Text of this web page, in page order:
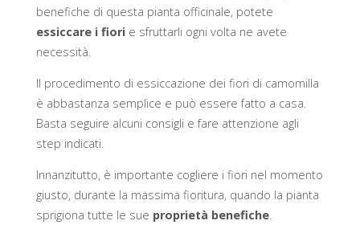
benefiche di questa pianta officinale, potete
essiccare i fiorie sfruttarli ogni volta ne avete
necessità.
Il procedimento di essiccazione dei fiori di camomilla
è abbastanza semplice e può essere fatto a casa.
Basta seguire alcuni consigli e fare attenzione agli
step indicati.
Innanzitutto, è importante cogliere i fiori nel momento
giusto, durante la massima fioritura, quando la pianta
sprigiona tutte le sue proprietà benefiche.